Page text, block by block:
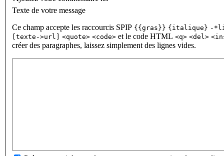
Texte de votre message
Ce champ accepte les raccourcis SPIP {{gras}} {italique} -
[texte->url]
<quote> <code> et le code HTML <q> <del>
créer des paragraphes, laissez simplement des lignes vides.